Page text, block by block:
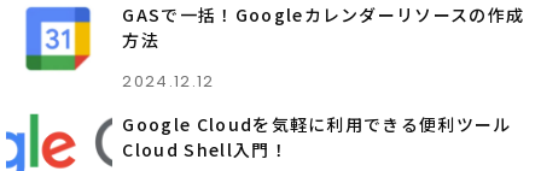
GASで一括！Googleカレンダーリソースの作成
方法
2024.12.12
Google Cloudを気軽に利用できる便利ツール
Cloud Shell入門！